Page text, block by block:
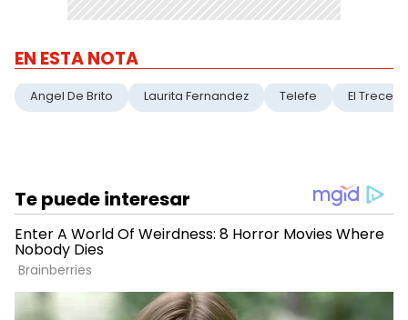
EN ESTA NOTA
Angel De Brito Laurita Fernandez Telefe El Trece